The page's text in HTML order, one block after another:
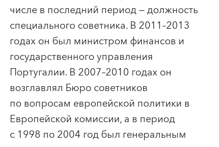
числе в последний период — должность
специального советника. В 2011–2013
годах он был министром финансов и
государственного управления
Португалии. В 2007–2010 годах он
возглавлял Бюро советников
по вопросам европейской политики в
Европейской комиссии, а в период
с 1998 по 2004 год был генеральным